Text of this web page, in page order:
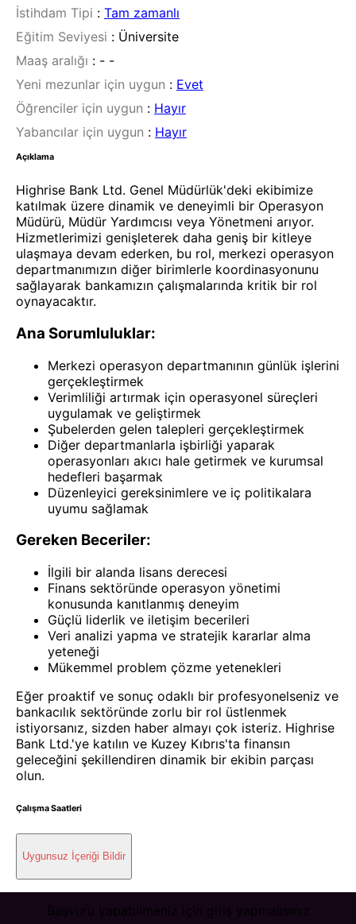
İstihdam Tipi : Tam zamanlı
Eğitim Seviyesi : Üniversite
Maaş aralığı : - -
Yeni mezunlar için uygun : Evet
Öğrenciler için uygun : Hayır
Yabancılar için uygun : Hayır
Açıklama
Highrise Bank Ltd. Genel Müdürlük'deki ekibimize
katılmak üzere dinamik ve deneyimli bir Operasyon
Müdürü, Müdür Yardımcısı veya Yönetmeni arıyor.
Hizmetlerimizi genişleterek daha geniş bir kitleye
ulaşmaya devam ederken, bu rol, merkezi operasyon
departmanımızın diğer birimlerle koordinasyonunu
sağlayarak bankamızın çalışmalarında kritik bir rol
oynayacaktır.
Ana Sorumluluklar:
Merkezi operasyon departmanının günlük işlerini
gerçekleştirmek
Verimliliği artırmak için operasyonel süreçleri
uygulamak ve geliştirmek
Şubelerden gelen talepleri gerçekleştirmek
Diğer departmanlarla işbirliği yaparak
operasyonları akıcı hale getirmek ve kurumsal
hedefleri başarmak
Düzenleyici gereksinimlere ve iç politikalara
uyumu sağlamak
Gereken Beceriler:
İlgili bir alanda lisans derecesi
Finans sektöründe operasyon yönetimi
konusunda kanıtlanmış deneyim
Güçlü liderlik ve iletişim becerileri
Veri analizi yapma ve stratejik kararlar alma
yeteneği
Mükemmel problem çözme yetenekleri
Eğer proaktif ve sonuç odaklı bir profesyonelseniz ve
bankacılık sektöründe zorlu bir rol üstlenmek
istiyorsanız, sizden haber almayı çok isteriz. Highrise
Bank Ltd.'ye katılın ve Kuzey Kıbrıs'ta finansın
geleceğini şekillendiren dinamik bir ekibin parçası
olun.
Çalışma Saatleri
Uygunsuz İçeriği Bildir